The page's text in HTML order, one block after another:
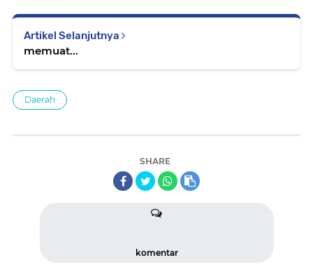
Artikel Selanjutnya
memuat...
Daerah
SHARE
komentar